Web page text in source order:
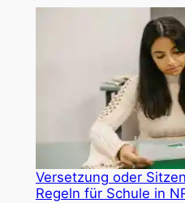
Versetzung oder
Regeln für Schule in